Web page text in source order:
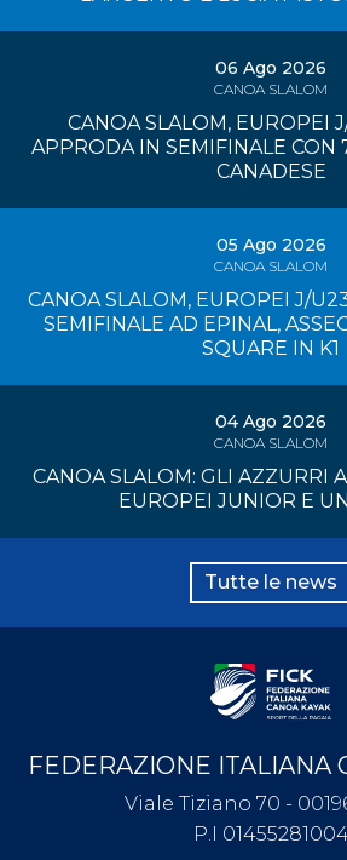
06 Ago 2026
CANOA SLALOM
CANOA SLALOM, EUROPEI
APPRODA IN SEMIFINALE CON
CANADESE
05 Ago 2026
CANOA SLALOM
CANOA SLALOM, EUROPEI J/
SEMIFINALE AD EPINAL,
SQUARE IN K1
04 Ago 2026
CANOA SLALOM
CANOA SLALOM: GLI AZZURRI
EUROPEI JUNIOR E
Tutte le news
FEDERAZIONE ITALIANA
Viale Tiziano 70 -
P.I